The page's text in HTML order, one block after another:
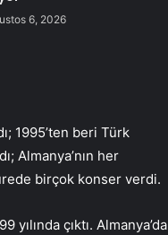
6, 2026
1995’ten beri Türk
Almanya’nın her
birçok konser verdi.
yılında çıktı. Almanya’da